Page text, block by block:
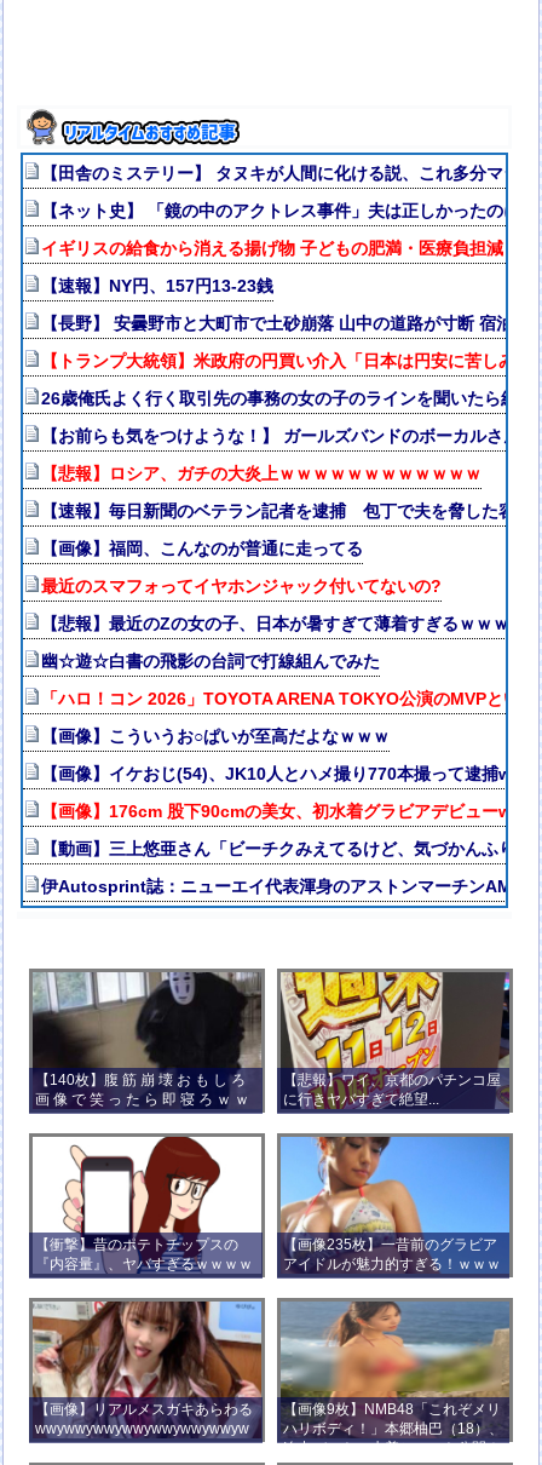
【田舎のミステリー】 タヌキが人間に化ける説、これ多分マジ
【ネット史】 「鏡の中のアクトレス事件」夫は正しかったのに
イギリスの給食から消える揚げ物 子どもの肥満・医療負担減ら
【速報】NY円、157円13-23銭
【長野】 安曇野市と大町市で土砂崩落 山中の道路が寸断 宿泊
【トランプ大統領】米政府の円買い介入「日本は円安に苦しみ助
26歳俺氏よく行く取引先の事務の女の子のラインを聞いたら結果
【お前らも気をつけような！】 ガールズバンドのボーカルさ
【悲報】ロシア、ガチの大炎上ｗｗｗｗｗｗｗｗｗｗｗｗ
【速報】毎日新聞のベテラン記者を逮捕 包丁で夫を脅した容疑
【画像】福岡、こんなのが普通に走ってる
最近のスマフォってイヤホンジャック付いてないの?
【悲報】最近のZの女の子、日本が暑すぎて薄着すぎるｗｗｗｗ
幽☆遊☆白書の飛影の台詞で打線組んでみた
「ハロ！コン 2026」TOYOTA ARENA TOKYO公演のMVPといえ
【画像】こういうお○ぱいが至高だよなｗｗｗ
【画像】イケおじ(54)、JK10人とハメ撮り770本撮って逮捕
【画像】176cm 股下90cmの美女、初水着グラビアデビュー
【動画】三上悠亜さん「ビーチクみえてるけど、気づかんふりし
伊Autosprint誌：ニューエイ代表渾身のアストンマーチン
【140枚】腹 筋 崩 壊 お も し ろ
画 像 で 笑 っ た ら 即 寝 ろ ｗ ｗ
ｗ ｗ ｗ ｗ ｗ ｗ ｗ ｗ ｗ ｗ
【悲報】ワイ、京都のパチンコ屋
に行きヤバすぎて絶望...
【衝撃】昔のポテトチップスの
『内容量』、ヤバすぎるｗｗｗｗ
ｗｗｗｗ
【画像235枚】一昔前のグラビア
アイドルが魅力的すぎる！ｗｗｗ
【画像】リアルメスガキあらわる
wwywwywwywwywwywwywwyw
wywwy
【画像9枚】NMB48「これぞメリ
ハリボディ！」本郷柚巴（18）、
迫力バストの水着ショット公開！